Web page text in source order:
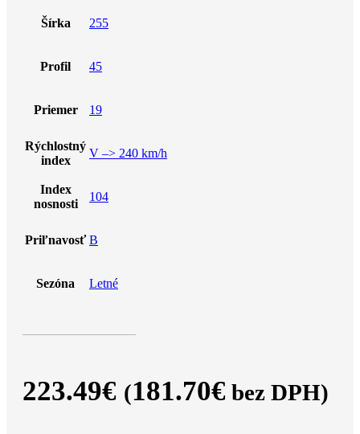
Šírka 255
Profil 45
Priemer 19
Rýchlostný
index
V –> 240 km/h
Index
nosnosti
104
Priľnavosť B
Sezóna Letné
223.49€ (181.70€ bez DPH)